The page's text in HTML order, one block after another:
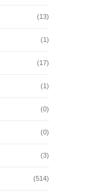
(13)
(1)
(17)
(1)
(0)
(0)
(3)
(514)